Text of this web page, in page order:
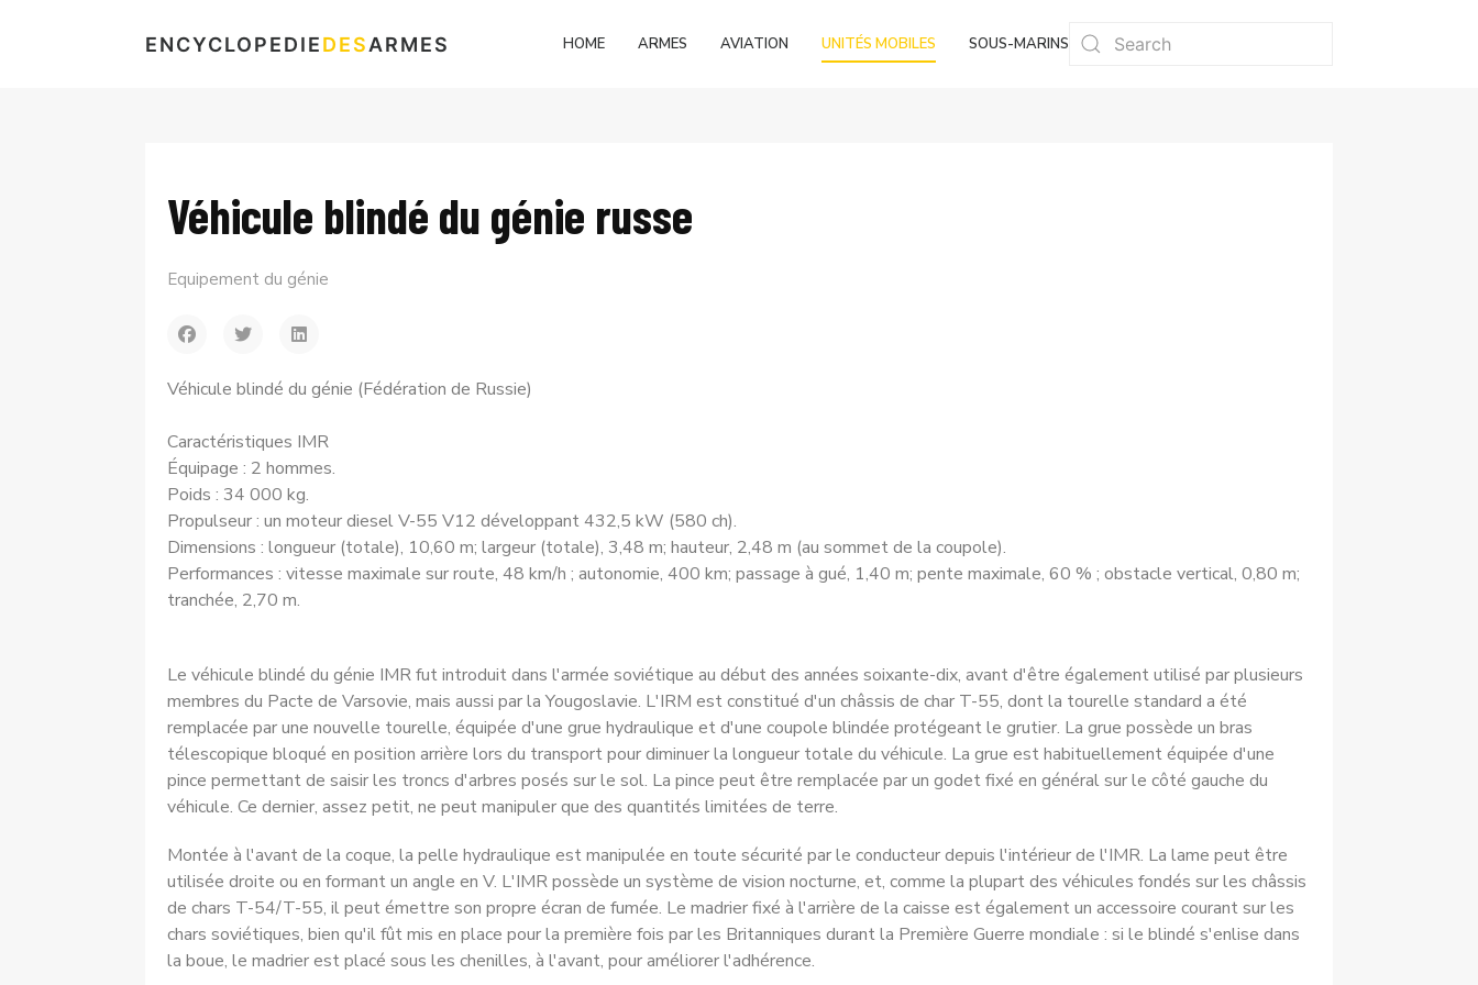
ENCYCLOPEDIEDESARMES HOME ARMES AVIATION UNITÉS MOBILES SOUS-MARINS
Véhicule blindé du génie russe
Equipement du génie
Véhicule blindé du génie (Fédération de Russie)
Caractéristiques IMR
Équipage : 2 hommes.
Poids : 34 000 kg.
Propulseur : un moteur diesel V-55 V12 développant 432,5 kW (580 ch).
Dimensions : longueur (totale), 10,60 m; largeur (totale), 3,48 m; hauteur, 2,48 m (au sommet de la coupole).
Performances : vitesse maximale sur route, 48 km/h ; autonomie, 400 km; passage à gué, 1,40 m; pente maximale, 60 % ; obstacle vertical, 0,80 m;
tranchée, 2,70 m.
Le véhicule blindé du génie IMR fut introduit dans l'armée soviétique au début des années soixante-dix, avant d'être également utilisé par plusieurs
membres du Pacte de Varsovie, mais aussi par la Yougoslavie. L'IRM est constitué d'un châssis de char T-55, dont la tourelle standard a été
remplacée par une nouvelle tourelle, équipée d'une grue hydraulique et d'une coupole blindée protégeant le grutier. La grue possède un bras
télescopique bloqué en position arrière lors du transport pour diminuer la longueur totale du véhicule. La grue est habituellement équipée d'une
pince permettant de saisir les troncs d'arbres posés sur le sol. La pince peut être remplacée par un godet fixé en général sur le côté gauche du
véhicule. Ce dernier, assez petit, ne peut manipuler que des quantités limitées de terre.
Montée à l'avant de la coque, la pelle hydraulique est manipulée en toute sécurité par le conducteur depuis l'intérieur de l'IMR. La lame peut être
utilisée droite ou en formant un angle en V. L'IMR possède un système de vision nocturne, et, comme la plupart des véhicules fondés sur les châssis
de chars T-54/T-55, il peut émettre son propre écran de fumée. Le madrier fixé à l'arrière de la caisse est également un accessoire courant sur les
chars soviétiques, bien qu'il fût mis en place pour la première fois par les Britanniques durant la Première Guerre mondiale : si le blindé s'enlise dans
la boue, le madrier est placé sous les chenilles, à l'avant, pour améliorer l'adhérence.